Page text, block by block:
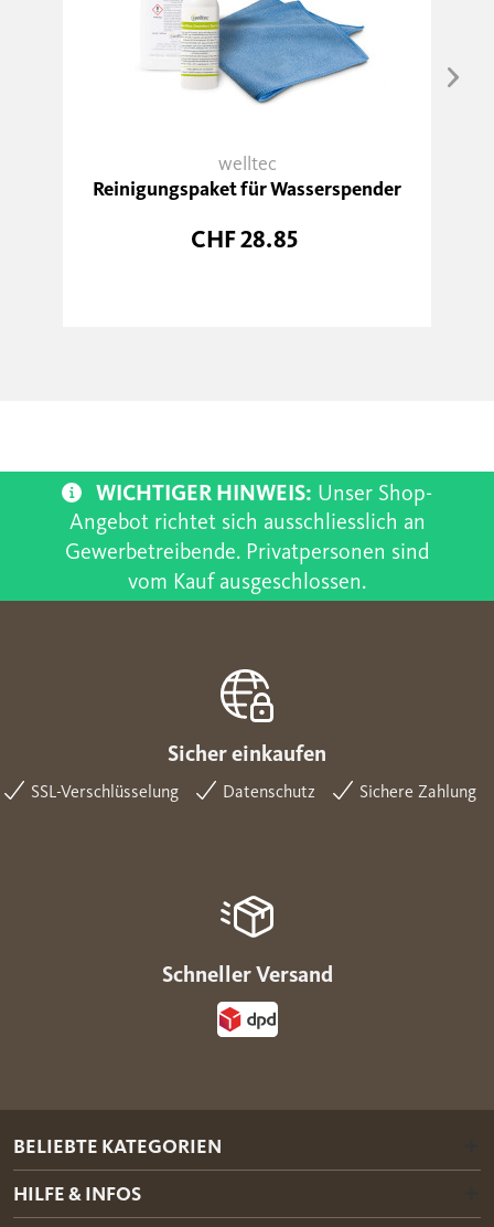
welltec
Reinigungspaket für Wasserspender
CHF 28.85
WICHTIGER HINWEIS: Unser Shop-
Angebot richtet sich ausschliesslich an
Gewerbetreibende. Privatpersonen sind
vom Kauf ausgeschlossen.
Sicher einkaufen
SSL-Verschlüsselung Datenschutz Sichere Zahlung
Schneller Versand
BELIEBTE KATEGORIEN
HILFE & INFOS